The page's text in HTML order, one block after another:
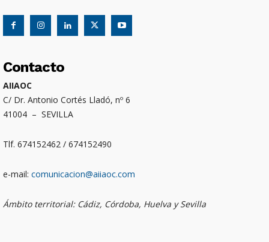
Contacto
AIIAOC
C/ Dr. Antonio Cortés Lladó, nº 6
41004 – SEVILLA
Tlf. 674152462 / 674152490
e-mail: comunicacion@aiiaoc.com
Ámbito territorial: Cádiz, Córdoba, Huelva y Sevilla